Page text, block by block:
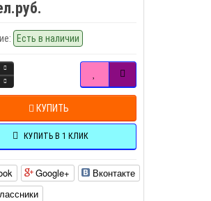
Есть в наличии
КУПИТЬ
КУПИТЬ В 1 КЛИК
Google+
Вконтакте